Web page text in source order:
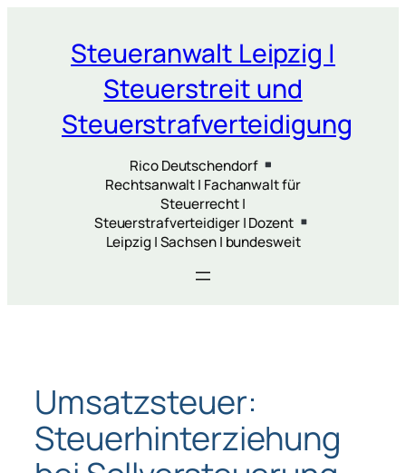
springenSteueranwalt Leipzig |
Steuerstreit und
Steuerstrafverteidigung
Rico Deutschendorf
Rechtsanwalt | Fachanwalt für
Steuerrecht |
Steuerstrafverteidiger | Dozent
Leipzig | Sachsen | bundesweit
Umsatzsteuer:
Steuerhinterziehung